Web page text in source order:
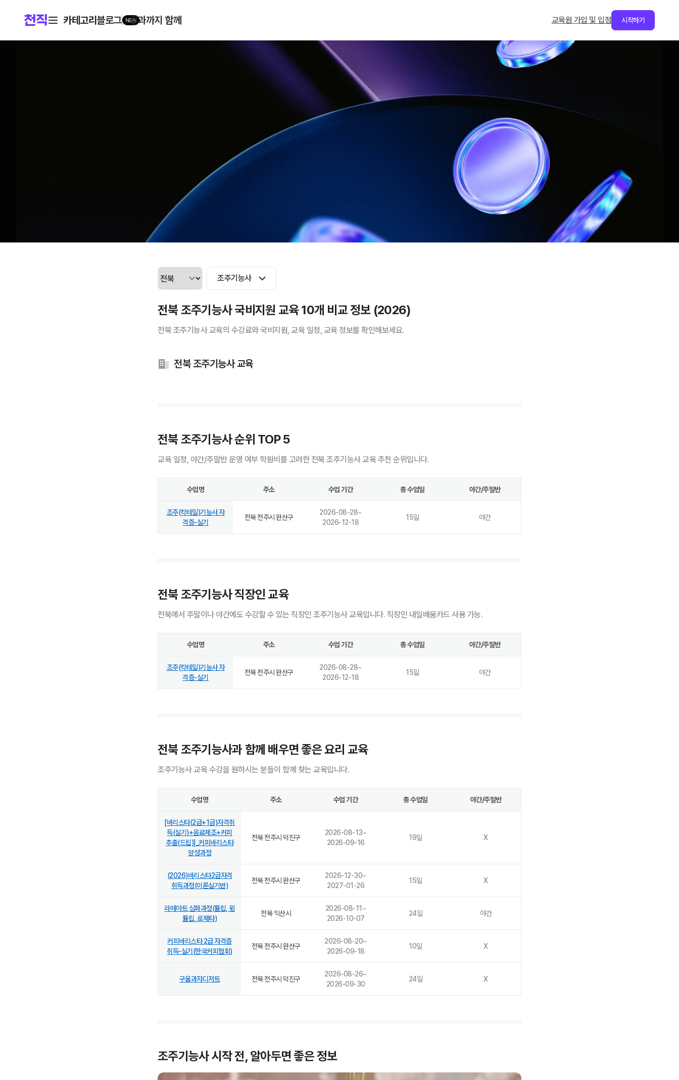
카테고리 블로그 NEW
결과까지 함께 교육원 가입 및 입점 시작하기
조주기능사
전북 조주기능사 국비지원 교육 10개 비교 정보 (2026)
전북 조주기능사 교육의 수강료와 국비지원, 교육 일정, 교육 정보를 확인해보세요.
전북 조주기능사 교육
전북 조주기능사 순위 TOP 5
교육 일정, 야간/주말반 운영 여부 학원비를 고려한 전북 조주기능사 교육 추천 순위입니다.
수업명 주소 수업 기간 총 수업일 야간/주말반
조주(칵테일)기능사 자
격증-실기
전북 전주시 완산구
2026-08-28~
2026-12-18
15일 야간
전북 조주기능사 직장인 교육
전북에서 주말이나 야간에도 수강할 수 있는 직장인 조주기능사 교육입니다. 직장인 내일배움카드 사용 가능.
수업명 주소 수업 기간 총 수업일 야간/주말반
조주(칵테일)기능사 자
격증-실기
전북 전주시 완산구
2026-08-28~
2026-12-18
15일 야간
전북 조주기능사과 함께 배우면 좋은 요리 교육
조주기능사 교육 수강을 원하시는 분들이 함께 찾는 교육입니다.
수업명 주소 수업 기간 총 수업일 야간/주말반
[바리스타(2급+1급)자격취
득(실기)+음료제조+커피
추출(드립)]_커피바리스타
양성과정
전북 전주시 덕진구
2026-08-13~
2026-09-16
19일 X
(2026)바리스타2급자격
취득과정(이론실기반)
전북 전주시 완산구
2026-12-30~
2027-01-26
15일 X
라떼아트 심화과정(튤립, 윙
튤립, 로제타)
전북 익산시
2026-08-11 ~
2026-10-07
24일 야간
커피바리스타 2급 자격증
취득-실기(한국커피협회)
전북 전주시 완산구
2026-08-20~
2026-09-18
10일 X
구움과자디저트 전북 전주시 덕진구
2026-08-26~
2026-09-30
24일 X
조주기능사시작 전, 알아두면 좋은 정보